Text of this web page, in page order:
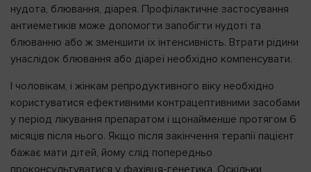
нудота, блювання, діарея. Профілактичне застосування
антиеметиків може допомогти запобігти нудоті та
блюванню або ж зменшити їх інтенсивність. Втрати рідини
унаслідок блювання або діареї необхідно компенсувати.
І чоловікам, і жінкам репродуктивного віку необхідно
користуватися ефективними контрацептивними засобами
у період лікування препаратом і щонайменше протягом 6
місяців після нього. Якщо після закінчення терапії пацієнт
бажає мати дітей, йому слід попередньо
проконсультуватися у фахівця-генетика. Оскільки